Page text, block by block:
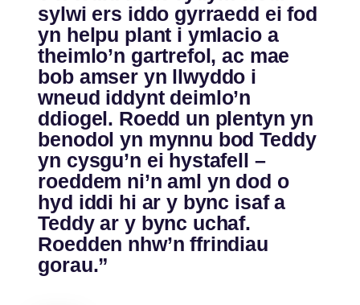
sylwi ers iddo gyrraedd ei fod
yn helpu plant i ymlacio a
theimlo’n gartrefol, ac mae
bob amser yn llwyddo i
wneud iddynt deimlo’n
ddiogel. Roedd un plentyn yn
benodol yn mynnu bod Teddy
yn cysgu’n ei hystafell –
roeddem ni’n aml yn dod o
hyd iddi hi ar y bync isaf a
Teddy ar y bync uchaf.
Roedden nhw’n ffrindiau
gorau.”